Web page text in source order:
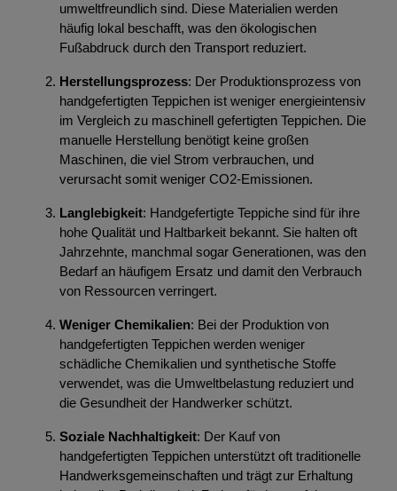
umweltfreundlich sind. Diese Materialien werden
häufig lokal beschafft, was den ökologischen
Fußabdruck durch den Transport reduziert.
Herstellungsprozess: Der Produktionsprozess von
handgefertigten Teppichen ist weniger energieintensiv
im Vergleich zu maschinell gefertigten Teppichen. Die
manuelle Herstellung benötigt keine großen
Maschinen, die viel Strom verbrauchen, und
verursacht somit weniger CO2-Emissionen.
Langlebigkeit: Handgefertigte Teppiche sind für ihre
hohe Qualität und Haltbarkeit bekannt. Sie halten oft
Jahrzehnte, manchmal sogar Generationen, was den
Bedarf an häufigem Ersatz und damit den Verbrauch
von Ressourcen verringert.
Weniger Chemikalien: Bei der Produktion von
handgefertigten Teppichen werden weniger
schädliche Chemikalien und synthetische Stoffe
verwendet, was die Umweltbelastung reduziert und
die Gesundheit der Handwerker schützt.
Soziale Nachhaltigkeit: Der Kauf von
handgefertigten Teppichen unterstützt oft traditionelle
Handwerksgemeinschaften und trägt zur Erhaltung